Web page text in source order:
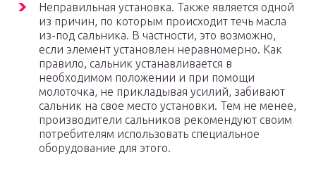
Неправильная установка. Также является одной
из причин, по которым происходит течь масла
из-под сальника. В частности, это возможно,
если элемент установлен неравномерно. Как
правило, сальник устанавливается в
необходимом положении и при помощи
молоточка, не прикладывая усилий, забивают
сальник на свое место установки. Тем не менее,
производители сальников рекомендуют своим
потребителям использовать специальное
оборудование для этого.